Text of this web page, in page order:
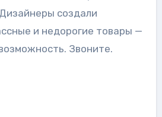
создали
и недорогие товары —
Звоните.